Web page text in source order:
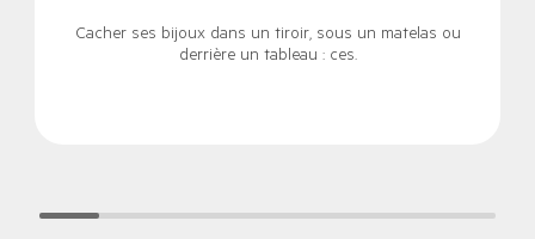
Cacher ses bijoux dans un tiroir, sous un matelas ou
derrière un tableau : ces.